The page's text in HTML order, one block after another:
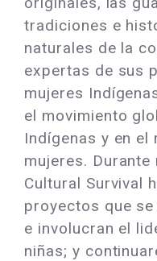
tradiciones e
naturales de la
expertas de sus
mujeres
el movimiento
Indígenas y en el
mujeres. Durante
Cultural Survival
proyectos que
e involucran el
niñas; y